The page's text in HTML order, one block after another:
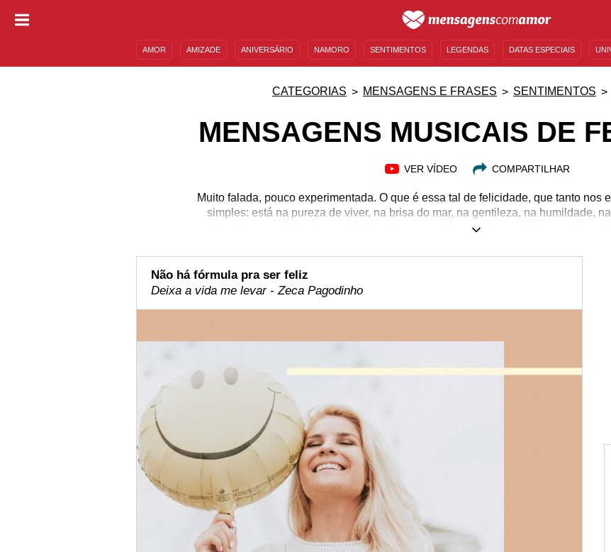
AMOR AMIZADE ANIVERSÁRIO NAMORO SENTIMENTOS LEGENDAS DATAS ESPECIAIS
CATEGORIAS MENSAGENS E FRASES SENTIMENTOS
MENSAGENS MUSICAIS DE
VER VÍDEO COMPARTILHAR
Muito falada, pouco experimentada. O que é essa tal de felicidade, que tanto nos
simples: está na pureza de viver, na brisa do mar, na gentileza, na humildade,
pode não ser palpável, mas ainda assim se manifesta de forma tátil, quando
música é a prova de que a alegria nem sempre tem a mesma forma. Ela pode se
sonoras habilidosas, quando o assunto é melhorar nosso astral. Contagie-se com
musicais de felicidade e inunde-se desse sentimento tão
Não há fórmula pra ser feliz
Deixa a vida me levar - Zeca Pagodinho